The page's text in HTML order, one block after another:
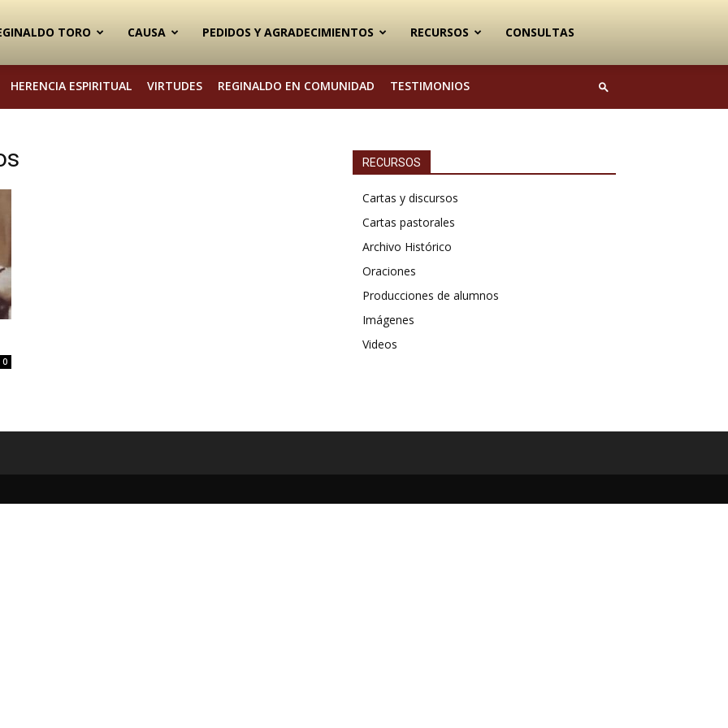
TORO CAUSA PEDIDOS Y AGRADECIMIENTOS RECURSOS CONSULTAS
HERENCIA ESPIRITUAL VIRTUDES REGINALDO EN COMUNIDAD TESTIMONIOS
0
RECURSOS
Cartas y discursos
Cartas pastorales
Archivo Histórico
Oraciones
Producciones de alumnos
Imágenes
Videos